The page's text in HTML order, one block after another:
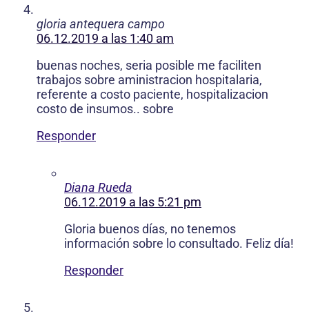
gloria antequera campo
06.12.2019 a las 1:40 am
buenas noches, seria posible me faciliten
trabajos sobre aministracion hospitalaria,
referente a costo paciente, hospitalizacion
costo de insumos.. sobre
Responder
Diana Rueda
06.12.2019 a las 5:21 pm
Gloria buenos días, no tenemos
información sobre lo consultado. Feliz día!
Responder